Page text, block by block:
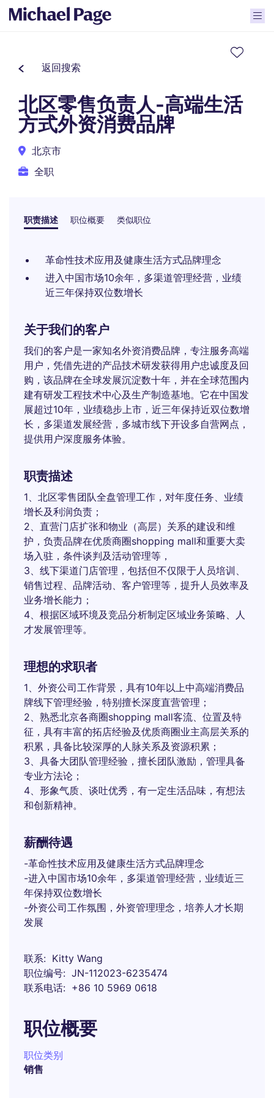
返回搜索
北区零售负责人-高端生活
方式外资消费品牌
北京市
全职
职责描述 职位概要 类似职位
革命性技术应用及健康生活方式品牌理念
进入中国市场10余年，多渠道管理经营，业绩
近三年保持双位数增长
关于我们的客户
我们的客户是一家知名外资消费品牌，专注服务高端
用户，凭借先进的产品技术研发获得用户忠诚度及回
购，该品牌在全球发展沉淀数十年，并在全球范围内
建有研发工程技术中心及生产制造基地。它在中国发
展超过10年，业绩稳步上市，近三年保持近双位数增
长，多渠道发展经营，多城市线下开设多自营网点，
提供用户深度服务体验。
职责描述
1、北区零售团队全盘管理工作，对年度任务、业绩
增长及利润负责；
2、直营门店扩张和物业（高层）关系的建设和维
护，负责品牌在优质商圈shopping mall和重要大卖
场入驻，条件谈判及活动管理等，
3、线下渠道门店管理，包括但不仅限于人员培训、
销售过程、品牌活动、客户管理等，提升人员效率及
业务增长能力；
4、根据区域环境及竞品分析制定区域业务策略、人
才发展管理等。
理想的求职者
1、外资公司工作背景，具有10年以上中高端消费品
牌线下管理经验，特别擅长深度直营管理；
2、熟悉北京各商圈shopping mall客流、位置及特
征，具有丰富的拓店经验及优质商圈业主高层关系的
积累，具备比较深厚的人脉关系及资源积累；
3、具备大团队管理经验，擅长团队激励，管理具备
专业方法论；
4、形象气质、谈吐优秀，有一定生活品味，有想法
和创新精神。
薪酬待遇
-革命性技术应用及健康生活方式品牌理念
-进入中国市场10余年，多渠道管理经营，业绩近三
年保持双位数增长
-外资公司工作氛围，外资管理理念，培养人才长期
发展
联系
Kitty Wang
职位编号
JN-112023-6235474
联系电话
+86 10 5969 0618
职位概要
职位类别
销售